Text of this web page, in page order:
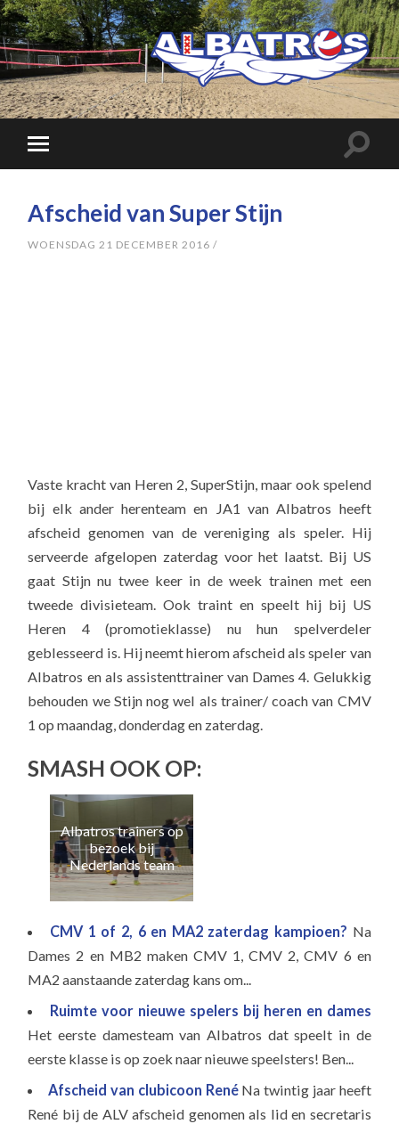
Afscheid van Super Stijn
WOENSDAG 21 DECEMBER 2016 /
Vaste kracht van Heren 2, SuperStijn, maar ook spelend
bij elk ander herenteam en JA1 van Albatros heeft
afscheid genomen van de vereniging als speler. Hij
serveerde afgelopen zaterdag voor het laatst. Bij US
gaat Stijn nu twee keer in de week trainen met een
tweede divisieteam. Ook traint en speelt hij bij US
Heren 4 (promotieklasse) nu hun spelverdeler
geblesseerd is. Hij neemt hierom afscheid als speler van
Albatros en als assistenttrainer van Dames 4. Gelukkig
behouden we Stijn nog wel als trainer/ coach van CMV
1 op maandag, donderdag en zaterdag.
SMASH OOK OP:
Albatros trainers op
bezoek bij
Nederlands team
CMV 1 of 2, 6 en MA2 zaterdag kampioen? Na
Dames 2 en MB2 maken CMV 1, CMV 2, CMV 6 en
MA2 aanstaande zaterdag kans om...
Ruimte voor nieuwe spelers bij heren en dames
Het eerste damesteam van Albatros dat speelt in de
eerste klasse is op zoek naar nieuwe speelsters! Ben...
Afscheid van clubicoon René Na twintig jaar heeft
René bij de ALV afscheid genomen als lid en secretaris